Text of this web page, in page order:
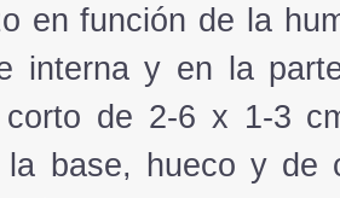
en función de la
interna y en la
de 2-6 x 1-3
base, hueco y de